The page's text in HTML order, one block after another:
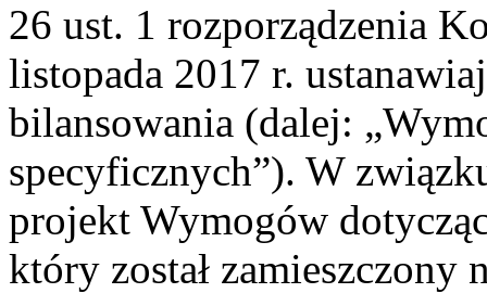
26 ust. 1 rozporządzenia
listopada 2017 r.
bilansowania (dalej:
specyficznych”). W
projekt Wymogów
który został zamieszczony